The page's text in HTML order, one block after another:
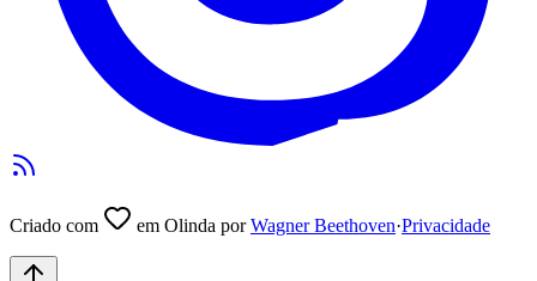
Criado com em Olinda porWagner Beethoven·Privacidade